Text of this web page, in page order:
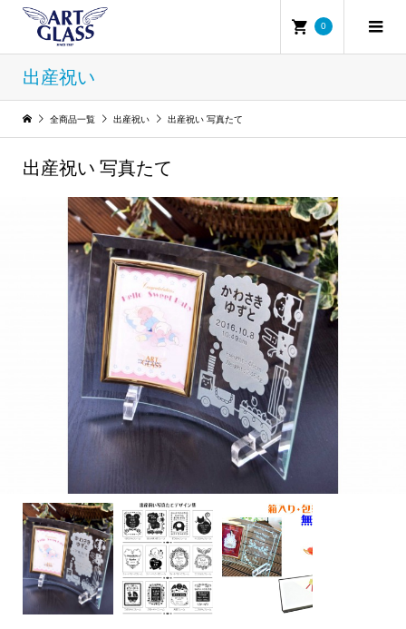
0
出産祝い
全商品一覧 出産祝い 出産祝い 写真たて
出産祝い 写真たて